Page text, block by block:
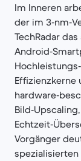
Im Inneren
der im
TechRadar
Vorgänger
spezialisierten